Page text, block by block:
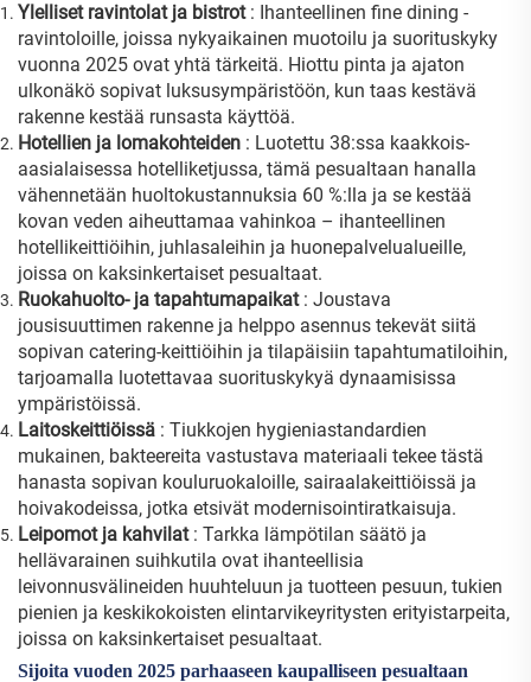
Ylelliset ravintolat ja bistrot : Ihanteellinen fine dining -
ravintoloille, joissa nykyaikainen muotoilu ja suorituskyky
vuonna 2025 ovat yhtä tärkeitä. Hiottu pinta ja ajaton
ulkonäkö sopivat luksusympäristöön, kun taas kestävä
rakenne kestää runsasta käyttöä.
Hotellien ja lomakohteiden : Luotettu 38:ssa kaakkois-
aasialaisessa hotelliketjussa, tämä pesualtaan hanalla
vähennetään huoltokustannuksia 60 %:lla ja se kestää
kovan veden aiheuttamaa vahinkoa – ihanteellinen
hotellikeittiöihin, juhlasaleihin ja huonepalvelualueille,
joissa on kaksinkertaiset pesualtaat.
Ruokahuolto- ja tapahtumapaikat : Joustava
jousisuuttimen rakenne ja helppo asennus tekevät siitä
sopivan catering-keittiöihin ja tilapäisiin tapahtumatiloihin,
tarjoamalla luotettavaa suorituskykyä dynaamisissa
ympäristöissä.
Laitoskeittiöissä : Tiukkojen hygieniastandardien
mukainen, bakteereita vastustava materiaali tekee tästä
hanasta sopivan kouluruokaloille, sairaalakeittiöissä ja
hoivakodeissa, jotka etsivät modernisointiratkaisuja.
Leipomot ja kahvilat : Tarkka lämpötilan säätö ja
hellävarainen suihkutila ovat ihanteellisia
leivonnusvälineiden huuhteluun ja tuotteen pesuun, tukien
pienien ja keskikokoisten elintarvikeyritysten erityistarpeita,
joissa on kaksinkertaiset pesualtaat.
Sijoita vuoden 2025 parhaaseen kaupalliseen pesualtaan